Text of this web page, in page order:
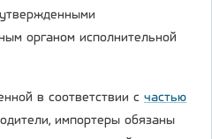
органом исполнительной
в соответствии с частью
импортеры обязаны